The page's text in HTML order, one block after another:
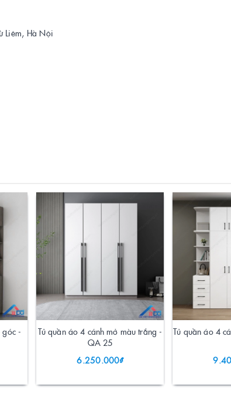
Liêm, Hà Nội
góc -
Tủ quần áo 4 cánh mở màu trắng -
QA 25
6.250.000₫
Tủ quần áo 4